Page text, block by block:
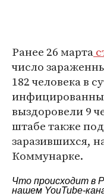
Ранее 26 марта
число
182 человека в
выздоровели 9
штабе также
заразившихся,
Коммунарке.
Что происходит в
нашем YouTube-